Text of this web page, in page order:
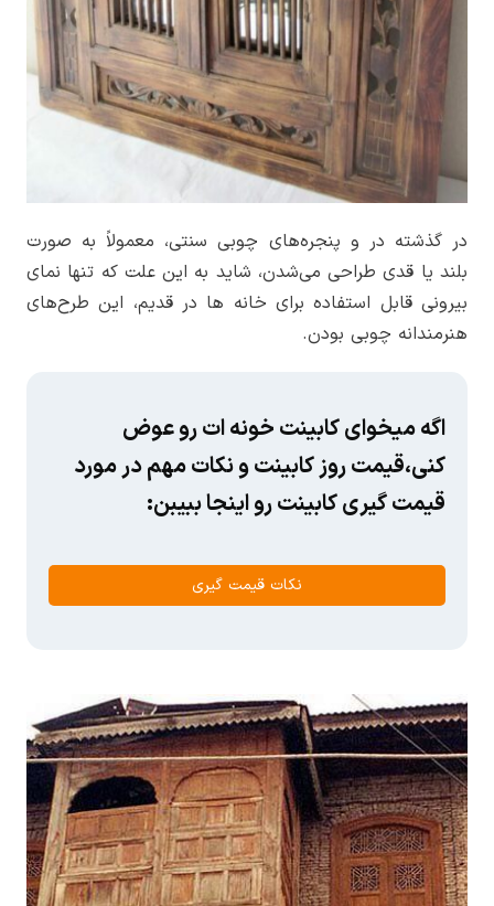
در گذشته در و پنجره‌های چوبی سنتی، معمولاً به صورت
بلند یا قدی طراحی می‌شدن، شاید به این علت که تنها نمای
بیرونی قابل استفاده برای خانه ها در قدیم، این طرح‌های
هنرمندانه چوبی بودن.
اگه میخوای کابینت خونه ات رو عوض
کنی،قیمت روز کابینت و نکات مهم در مورد
قیمت گیری کابینت رو اینجا ببیبن:
نکات قیمت گیری